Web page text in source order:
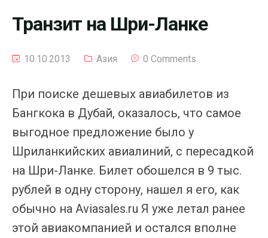
Транзит на Шри-Ланке
10.10.2013 Азия 0 Comments
При поиске дешевых авиабилетов из
Бангкока в Дубай, оказалось, что самое
выгодное предложение было у
Шриланкийских авиалиний, с пересадкой
на Шри-Ланке. Билет обошелся в 9 тыс.
рублей в одну сторону, нашел я его, как
обычно на Aviasales.ru Я уже летал ранее
этой авиакомпанией и остался вполне